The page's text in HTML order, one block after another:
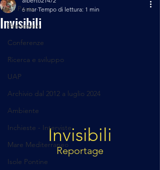
All Posts
Benessere
Conferenze
Ricerca e sviluppo
UAP
Archivio dal 2012 a luglio 2024
Ambiente
Inchieste - Interviste
Mare Mediterraneo
Isole Pontine
Invisibili
6 mar Tempo di lettura: 1 min
Invisibili
Reportage